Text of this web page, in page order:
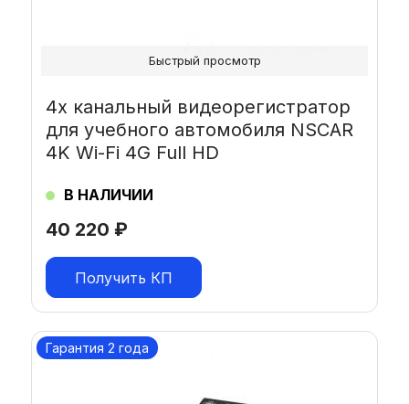
40 220 ₽
4х канальный видеорегистратор
для учебного автомобиля NSCAR
4K Wi-Fi 4G Full HD
В НАЛИЧИИ
Получить КП
Быстрый просмотр
Гарантия 2 года